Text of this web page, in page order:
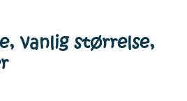
vanlig størrelse,